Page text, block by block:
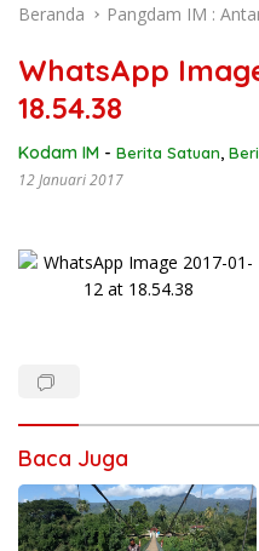
Beranda Pangdam IM :
WhatsApp
18.54.38
Kodam IM - Berita Satuan,
12 Januari 2017
Baca Juga